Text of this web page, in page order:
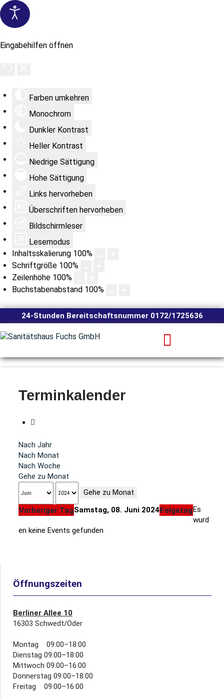
Eingabehilfen öffnen
Farben umkehren
Monochrom
Dunkler Kontrast
Heller Kontrast
Niedrige Sättigung
Hohe Sättigung
Links hervorheben
Überschriften hervorheben
Bildschirmleser
Lesemodus
Inhaltsskalierung 100%
Schriftgröße 100%
Zeilenhöhe 100%
Buchstabenabstand 100%
24-Stunden Bereitschaftsnummer 0172/1725636
Terminkalender
Nach Jahr
Nach Monat
Nach Woche
Gehe zu Monat
Gehe zu Monat
Vorheriger TagSamstag, 08. Juni 2024FolgetagEs
wurd
en keine Events gefunden
Öffnungszeiten
Berliner Allee 10
16303 Schwedt/Oder
Montag 09:00–18:00
Dienstag 09:00–18:00
Mittwoch 09:00–16:00
Donnerstag 09:00–18:00
Freitag 09:00–16:00